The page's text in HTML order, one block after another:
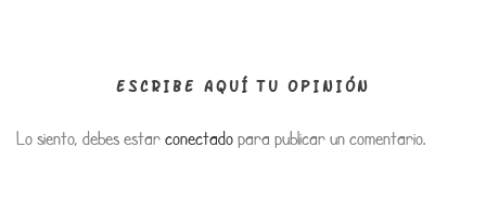
ESCRIBE AQUÍ TU OPINIÓN
Lo siento, debes estarconectadopara publicar un comentario.